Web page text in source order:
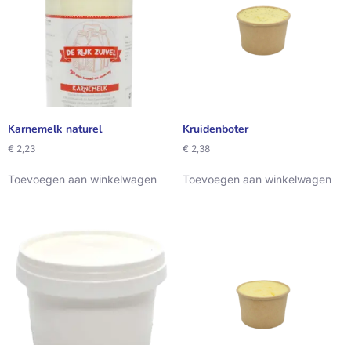
Karnemelk naturel
€ 2,23
Toevoegen aan winkelwagen
Kruidenboter
€ 2,38
Toevoegen aan winkelwagen